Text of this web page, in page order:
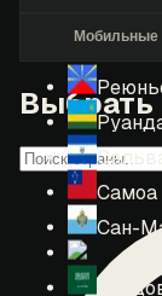
Самоа
Сан-
Мобильные
Выбрать